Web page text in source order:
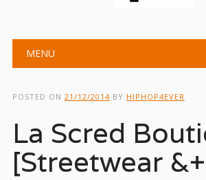
Main menu
MENU
POSTED ON 21/12/2014 BY HIPHOP4EVER
La Scred
[Streetwear